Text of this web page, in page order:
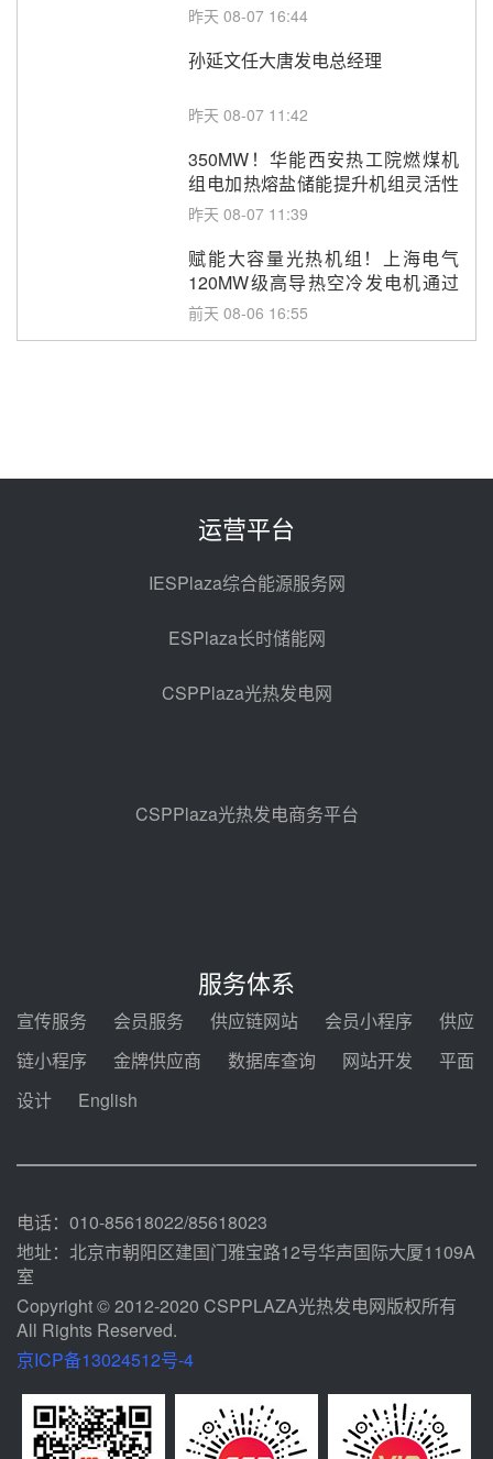
昨天 08-07 16:44
孙延文任大唐发电总经理
昨天 08-07 11:42
350MW！华能西安热工院燃煤机
组电加热熔盐储能提升机组灵活性
改造项目初步设计第三方评审服务
昨天 08-07 11:39
赋能大容量光热机组！上海电气
120MW级高导热空冷发电机通过
型式试验
前天 08-06 16:55
100MW光工程性能试验采购
光热示范电站二列蒸汽发生器设备
亚核阀业中标天山北麓100MW光
热发电工程EPC总承包项目熔盐截
止阀、熔盐三偏心蝶阀采购
08-05 17:15
包项目熔盐介质超声波流量计采购
08-05 17:09
电机组灵活性改造项目三元液态盐
采购合同
迪尔化工预中标华能西安热工院
2026-2029年熔盐介质框架协议
100MW光热项目机组调试及性能
运营平台
IESPlaza综合能源服务网
ESPlaza长时储能网
CSPPlaza光热发电网
CSPPlaza光热发电商务平台
服务体系
宣传服务 会员服务 供应链网站 会员小程序
供应
链小程序
金牌供应商 数据库查询 网站开发
平面
设计
English
电话：010-85618022/85618023
地址：北京市朝阳区建国门雅宝路12号华声国际大厦1109A
室
Copyright © 2012-2020 CSPPLAZA光热发电网版权所有
All Rights Reserved.
京ICP备13024512号-4